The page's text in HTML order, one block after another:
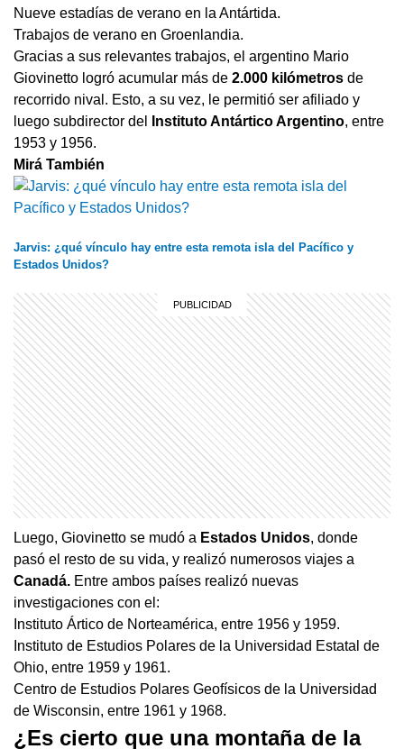
Nueve estadías de verano en la Antártida.
Trabajos de verano en Groenlandia.
Gracias a sus relevantes trabajos, el argentino Mario
Giovinetto logró acumular más de 2.000 kilómetros de
recorrido nival. Esto, a su vez, le permitió ser afiliado y
luego subdirector del
Instituto Antártico Argentino, entre
1953 y 1956.
Mirá También
Jarvis: ¿qué vínculo hay entre esta remota isla del Pacífico y
Estados Unidos?
Luego, Giovinetto se mudó a Estados Unidos, donde
pasó el resto de su vida, y realizó numerosos viajes a
Canadá. Entre ambos países realizó nuevas
investigaciones con el:
Instituto Ártico de Norteamérica, entre 1956 y 1959.
Instituto de Estudios Polares de la Universidad Estatal de
Ohio, entre 1959 y 1961.
Centro de Estudios Polares Geofísicos de la Universidad
de Wisconsin, entre 1961 y 1968.
¿Es cierto que una montaña de la